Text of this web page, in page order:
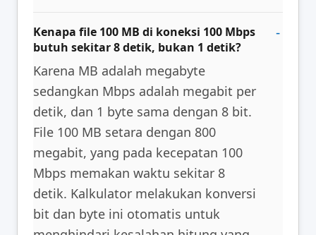
Kenapa file 100 MB di koneksi 100 Mbps
butuh sekitar 8 detik, bukan 1 detik?
Karena MB adalah megabyte
sedangkan Mbps adalah megabit per
detik, dan 1 byte sama dengan 8 bit.
File 100 MB setara dengan 800
megabit, yang pada kecepatan 100
Mbps memakan waktu sekitar 8
detik. Kalkulator melakukan konversi
bit dan byte ini otomatis untuk